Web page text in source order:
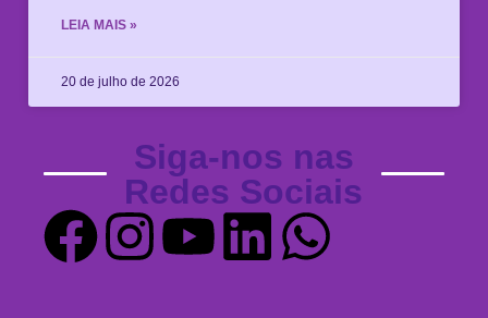
LEIA MAIS »
20 de julho de 2026
Siga-nos nas
Redes Sociais